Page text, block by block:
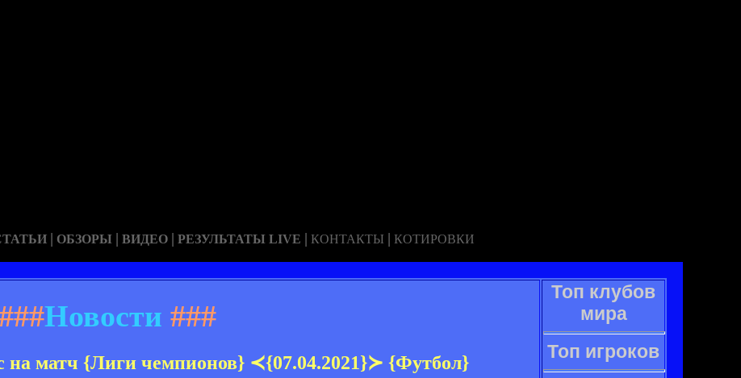
| ОБЗОРЫ | ВИДЕО | РЕЗУЛЬТАТЫ LIVE | КОНТАКТЫ | КОТИРОВКИ
Новости ###
на матч {Лиги чемпионов} ≺{07.04.2021}≻ {Футбол}
Топ клубов
мира
Топ игроков